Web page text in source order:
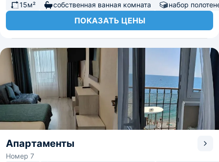
15м²
собственная ванная комната набор
ПОКАЗАТЬ ЦЕНЫ
Апартаменты
Номер 7